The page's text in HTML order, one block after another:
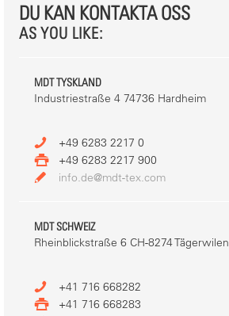
DU KAN KONTAKTA OSS
AS YOU LIKE:
MDT TYSKLAND
Industriestraße 4 74736 Hardheim
+49 6283 2217 0
+49 6283 2217 900
info.de@mdt-tex.com
MDT SCHWEIZ
Rheinblickstraße 6 CH-8274 Tägerwilen
+41 716 668282
+41 716 668283